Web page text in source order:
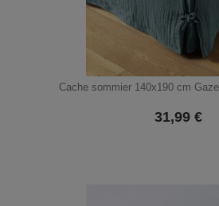
Cache sommier 140x190 cm
31,99 €